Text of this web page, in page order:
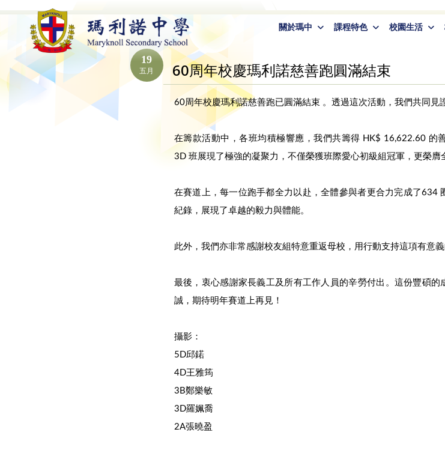
關於瑪中 課程特色 校園生活
19
五月 60周年校慶瑪利諾慈善跑圓滿結束
60周年校慶瑪利諾慈善跑已圓滿結束‍ 。透過這次活動，我們共同見
在籌款活動中，各班均積極響應，我們共籌得 HK$ 16,622.60 的
3D 班展現了極強的凝聚力，不僅榮獲班際愛心初級組冠軍，更榮膺
在賽道上，每一位跑手都全力以赴，全體參與者更合力完成了634
紀錄，展現了卓越的毅力與體能。
此外，我們亦非常感謝校友組特意重返母校，用行動支持這項有意
最後，衷心感謝家長義工及所有工作人員的辛勞付出。這份豐碩
誠，期待明年賽道上再見！
攝影：
5D邱鍩
4D王雅筠
3B鄭樂敏
3D羅姵喬
2A張曉盈